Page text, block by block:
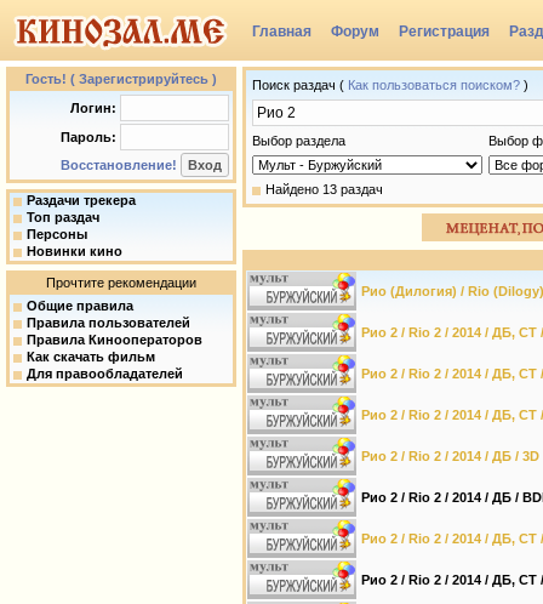
Главная Форум Регистрация
Группы
Гость! ( Зарегистрируйтесь )
Логин:
Пароль:
Восстановление!
Раздачи трекера
Топ раздач
Персоны
Новинки кино
Прочтите рекомендации
Общие правила
Правила пользователей
Правила Кинооператоров
Как скачать фильм
Для правообладателей
Поиск раздач ( Как пользоваться поиском? )
Выбор раздела Выбор
Найдено 13 раздач
Рио (Дилогия) / Rio
Рио 2 / Rio 2 / 2014 / ДБ, СТ
Рио 2 / Rio 2 / 2014 / ДБ, СТ
Рио 2 / Rio 2 / 2014 / ДБ, СТ
Рио 2 / Rio 2 / 2014 / ДБ /
Рио 2 / Rio 2 / 2014 / ДБ /
Рио 2 / Rio 2 / 2014 / ДБ, СТ
Рио 2 / Rio 2 / 2014 / ДБ, СТ